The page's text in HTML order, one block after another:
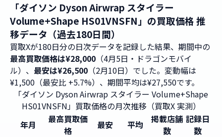
「ダイソン Dyson Airwrap スタイラー
Volume+Shape HS01VNSFN」の買取価格 推
移データ（過去180日間）
買取Xが180日分の日次データを記録した結果、期間中の
最高買取価格は¥28,000 （4月5日・ドラゴンモバイ
ル）、 最安は¥26,500 （2月10日）でした。変動幅は
¥1,500（最安比 +5.7%）、期間平均は¥27,550です。
「ダイソン Dyson Airwrap スタイラー Volume+Shape
HS01VNSFN」買取価格の月次推移（買取X 実測）
年月
最高買取価
格
最安 平均
掲載店舗
数
記録日
数